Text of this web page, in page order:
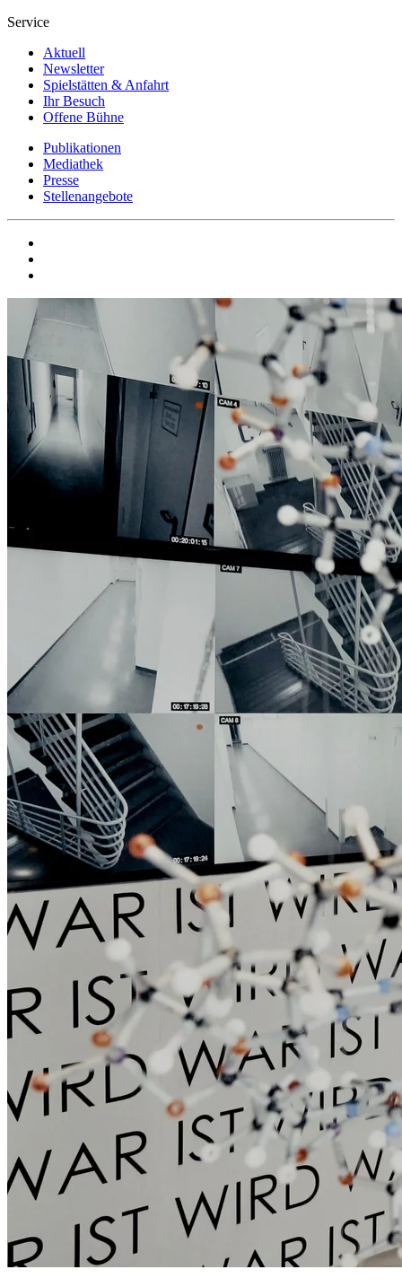
Service
Aktuell
Newsletter
Spielstätten & Anfahrt
Ihr Besuch
Offene Bühne
Publikationen
Mediathek
Presse
Stellenangebote